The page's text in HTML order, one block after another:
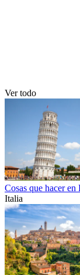
Ver todo
Cosas que hacer en
Italia